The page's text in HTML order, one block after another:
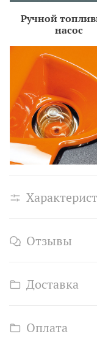
Ручной
насос
Отзывы
Доставка
Оплата